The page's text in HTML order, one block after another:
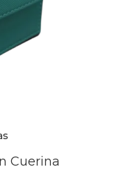
Cuerina